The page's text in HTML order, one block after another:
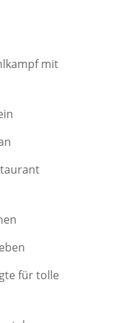
mit
für tolle